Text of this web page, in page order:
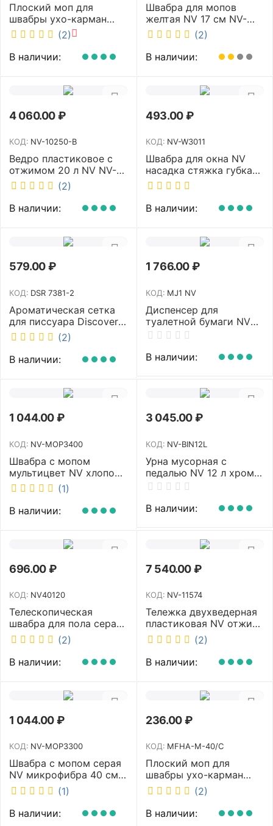
Плоский моп для
швабры ухо-карман
белый 40 см NV MF-M-
40/C
(2)
В наличии:
Швабра для мопов
желтая NV 17 см NV-
MOP107Y (2)
В наличии:
4 060.00₽
КОД: NV-10250-B
Ведро пластиковое с
отжимом 20 л NV NV-
10250-B
(2)
В наличии:
493.00₽
КОД: NV-W3011
Швабра для окна NV
насадка стяжка губка
30 см телескопическая
рукоятка 70-110 см NV-
W3011
В наличии:
579.00₽
КОД: DSR 7381-2
Ароматическая сетка
для писсуара Discover
аромат Queen DSR
7381-2
(2)
В наличии:
1 766.00₽
КОД: MJ1 NV
Диспенсер для
туалетной бумаги NV
белый MJ1 NV
В наличии:
1 044.00₽
КОД: NV-MOP3400
Швабра с мопом
мультицвет NV хлопок
40 см NV-MOP3400
(1)
В наличии:
3 045.00₽
КОД: NV-BIN12L
Урна мусорная с
педалью NV 12 л хром
NV-BIN12L
В наличии:
696.00₽
КОД: NV40120
Телескопическая
швабра для пола серая
NV микрофибра 42 см
NV40120
(2)
В наличии:
7 540.00₽
КОД: NV-11574
Тележка двухведерная
пластиковая NV отжим
2х23л NV-11574
(2)
В наличии:
1 044.00₽
КОД: NV-MOP3300
Швабра с мопом серая
NV микрофибра 40 см
NV-MOP3300
(1)
В наличии:
236.00₽
КОД: MFHA-M-40/C
Плоский моп для
швабры ухо-карман
белый 40 см NV MFHA-
M-40/C
(2)
В наличии: